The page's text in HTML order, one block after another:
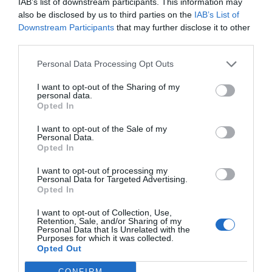
also be disclosed by us to third parties on the IAB’s List of
Downstream Participants that may further disclose it to other
Personal Data Processing Opt Outs
I want to opt-out of the Sharing of my
personal data.
Opted In
I want to opt-out of the Sale of my
Personal Data.
Opted In
I want to opt-out of processing my
Personal Data for Targeted Advertising.
Opted In
I want to opt-out of Collection, Use,
Retention, Sale, and/or Sharing of my
Personal Data that Is Unrelated with the
Purposes for which it was collected.
Opted Out
El IBEX 35 cerró la sesión del
miércoles en los 20.057 puntos,
un nuevo récord
Eclipse Sánchez: "No te olvides de las gafas
protectoras. Así, el 12 de agosto sólo